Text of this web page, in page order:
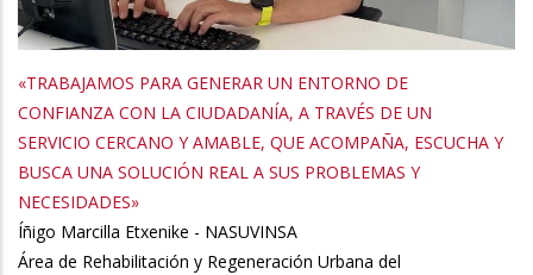
«TRABAJAMOS PARA GENERAR UN ENTORNO DE
CONFIANZA CON LA CIUDADANÍA, A TRAVÉS DE UN
SERVICIO CERCANO Y AMABLE, QUE ACOMPAÑA, ESCUCHA Y
BUSCA UNA SOLUCIÓN REAL A SUS PROBLEMAS Y
NECESIDADES»
Íñigo Marcilla Etxenike - NASUVINSA
Área de Rehabilitación y Regeneración Urbana del